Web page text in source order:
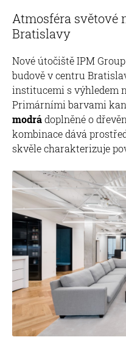
Atmosféra světové
Bratislavy
Nové útočiště IPM
budově v centru
institucemi s výhledem
Primárními barvami
modrádoplněné o
kombinace dává
skvěle charakterizuje